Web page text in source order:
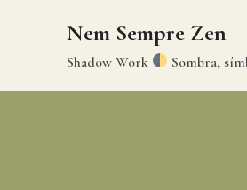
Nem Sempre Zen
Shadow Work Sombra,